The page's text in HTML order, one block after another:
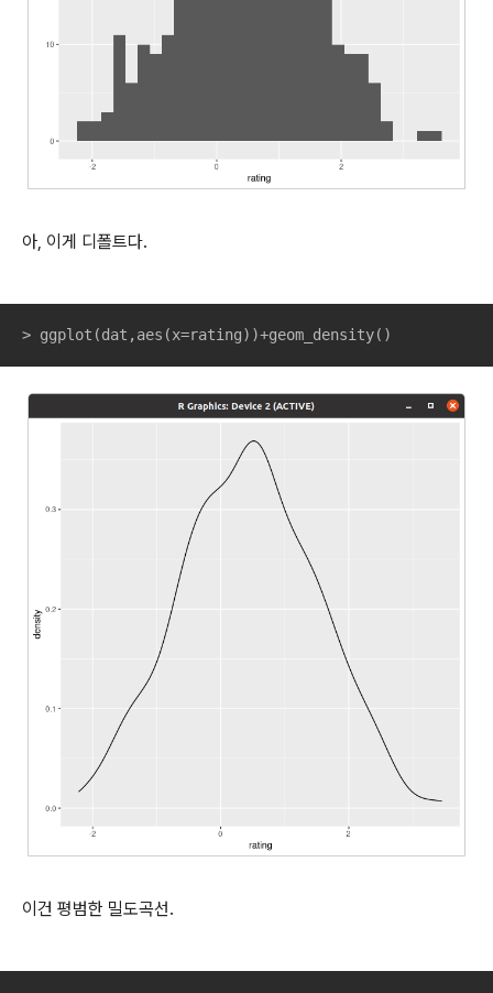
아, 이게 디폴트다.
> ggplot(dat,aes(x=rating))+geom_density()
이건 평범한 밀도곡선.